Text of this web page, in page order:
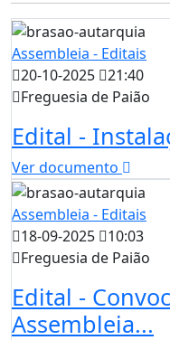
Assembleia - Editais
20-10-2025
21:40
Freguesia de Paião
Edital -
Ver documento
Assembleia - Editais
18-09-2025
10:03
Freguesia de Paião
Edital -
Assembleia...